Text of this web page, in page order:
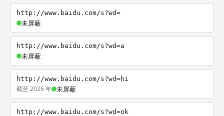
http://www.baidu.com/s?wd=
未屏蔽
http://www.baidu.com/s?wd=a
未屏蔽
http://www.baidu.com/s?wd=hi
截至 2026 年 未屏蔽
http://www.baidu.com/s?wd=ok